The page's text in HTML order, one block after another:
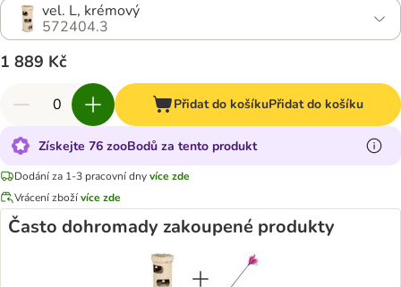
vel. L, krémový
572404.3
1 889 Kč
Přidat do košíkuPřidat do košíku
Získejte 76 zooBodů za tento produkt
Dodání za 1-3 pracovní dnyvíce zde
Vrácení zbožívíce zde
Často dohromady zakoupené produkty